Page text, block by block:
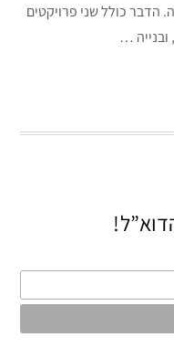
הדבר כולל שני פרויקטים